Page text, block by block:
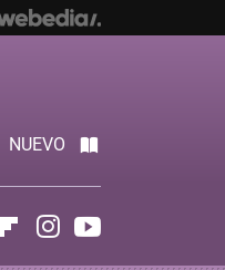
NUEVO
FlipboardInstagram